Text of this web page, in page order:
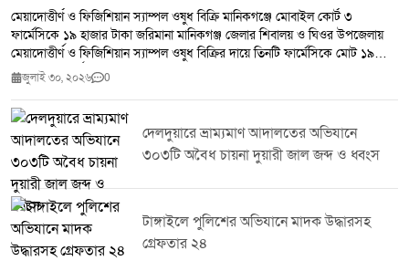
মেয়াদোত্তীর্ণ ও ফিজিশিয়ান স্যাম্পল ওষুধ বিক্রি মানিকগঞ্জে মোবাইল কোর্ট ৩
ফার্মেসিকে ১৯ হাজার টাকা জরিমানা মানিকগঞ্জ জেলার শিবালয় ও ঘিওর উপজেলায়
মেয়াদোত্তীর্ণ ও ফিজিশিয়ান স্যাম্পল ওষুধ বিক্রির দায়ে তিনটি ফার্মেসিকে মোট ১৯
হাজার টাকা অর্থদণ্ড প্রদান করেছে ভ্রাম্যমাণ আদালত।মঙ্গলবার (২৮ জুলাই ২০২৬)
ঔষধ প্রশাসন জেলা কার্যালয় মানিকগঞ্জ এবং জেলা প্রশাসন মানিকগঞ্জের সমন্বয়ে
শিবালয় ও ঘিওর উপজেলার মোট পাঁচটি ফার্মেসিতে মোবাইল কোর্ট পরিচালিত হয়।
অভিযান চলাকালে মেয়াদোত্তীর্ণ ওষুধ সংরক্ষণ ও বিক্রি এবং ফিজিশিয়ান স্যাম্পল বিক্রির
প্রমাণ পাওয়ায় ঔষধ ও কসমেটিক আইন ২০২৩-এর ৪০(খ) ও ৪০(গ) ধারায় তিনটি
ফার্মেসিকে সর্বমোট ১৯,০০০ (উনিশ হাজার) টাকা অর্থদণ্ড করা হয়।সংশ্লিষ্ট কর্তৃপক্ষ
জানিয়েছে, জনস্বাস্থ্য সুরক্ষা এবং নিরাপদ ওষুধ সরবরাহ নিশ্চিত করতে এ ধরনের
অভিযান ভবিষ্যতেও নিয়মিতভাবে অব্যাহত থাকবে।
জুলাই ৩০, ২০২৬ 0
দেলদুয়ারে ভ্রাম্যমাণ আদালতের অভিযানে
৩০৩টি অবৈধ চায়না দুয়ারী জাল জব্দ ও ধ্বংস
টাঙ্গাইলে পুলিশের অভিযানে মাদক উদ্ধারসহ
গ্রেফতার ২৪